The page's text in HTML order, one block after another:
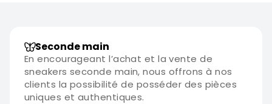
Seconde main
En encourageant l’achat et la vente de
sneakers seconde main, nous offrons à nos
clients la possibilité de posséder des pièces
uniques et authentiques.